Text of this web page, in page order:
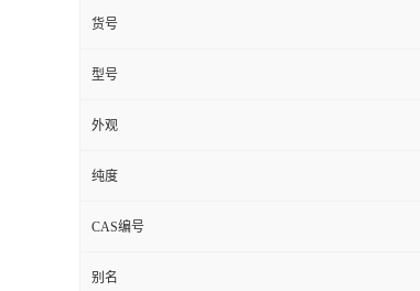
货号
型号
外观
纯度
CAS编号
别名